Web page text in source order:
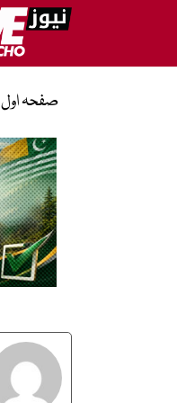
صفحہ اول